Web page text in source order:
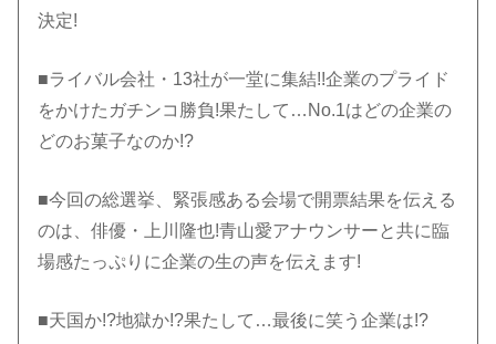
決定!
■ライバル会社・13社が一堂に集結!!企業のプライド
をかけたガチンコ勝負!果たして…No.1はどの企業の
どのお菓子なのか!?
■今回の総選挙、緊張感ある会場で開票結果を伝える
のは、俳優・上川隆也!青山愛アナウンサーと共に臨
場感たっぷりに企業の生の声を伝えます!
■天国か!?地獄か!?果たして…最後に笑う企業は!?